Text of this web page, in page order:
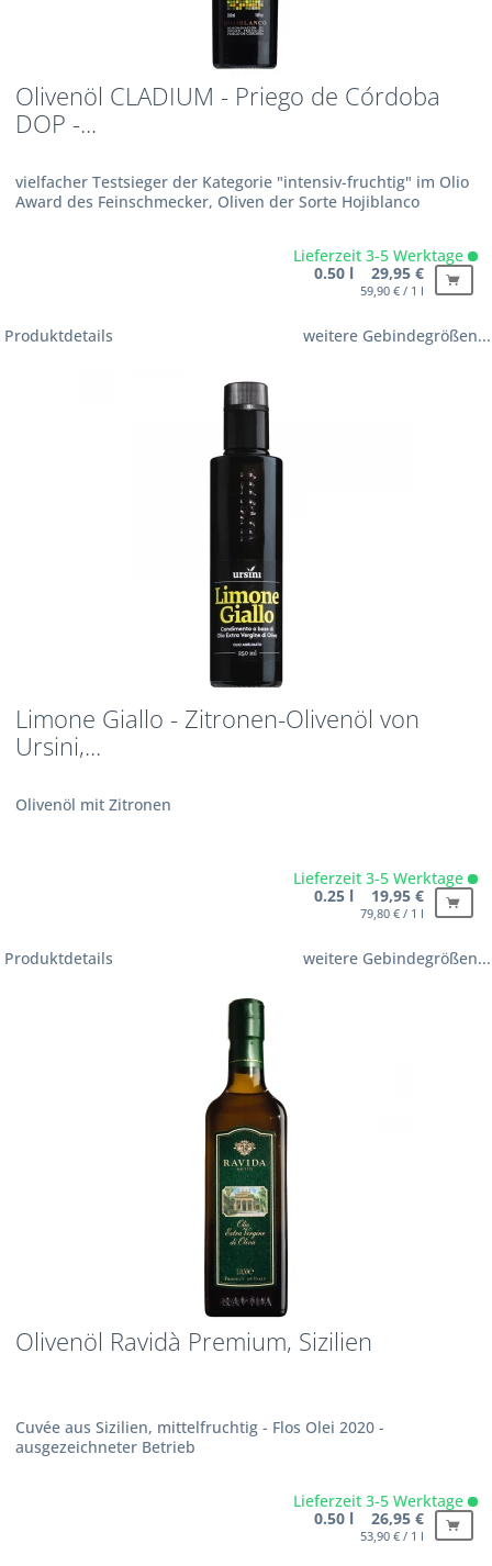
Olivenöl CLADIUM - Priego de Córdoba
DOP -...
vielfacher Testsieger der Kategorie "intensiv-fruchtig" im Olio
Award des Feinschmecker, Oliven der Sorte Hojiblanco
Lieferzeit 3-5 Werktage
0.50 l 29,95 €
59,90 € / 1 l
Produktdetails weitere Gebindegrößen...
Limone Giallo - Zitronen-Olivenöl von
Ursini,...
Olivenöl mit Zitronen
Lieferzeit 3-5 Werktage
0.25 l 19,95 €
79,80 € / 1 l
Produktdetails weitere Gebindegrößen...
Olivenöl Ravidà Premium, Sizilien
Cuvée aus Sizilien, mittelfruchtig - Flos Olei 2020 -
ausgezeichneter Betrieb
Lieferzeit 3-5 Werktage
0.50 l 26,95 €
53,90 € / 1 l